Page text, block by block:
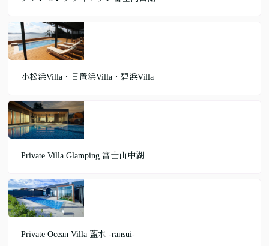
小松浜Villa・日置浜Villa・碧浜Villa
Private Villa Glamping 富士山中湖
Private Ocean Villa 藍水 -ransui-